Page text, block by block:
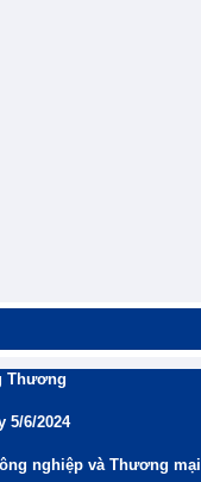
Thương
5/6/2024
nghiệp và Thương mại